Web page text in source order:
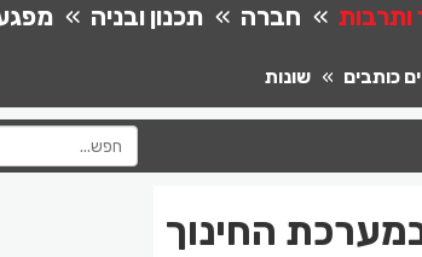
ותרבות חברה תכנון ובניה
כותבים שונות
החינוך